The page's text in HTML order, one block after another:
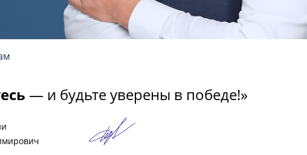
— и будьте уверены в победе!»